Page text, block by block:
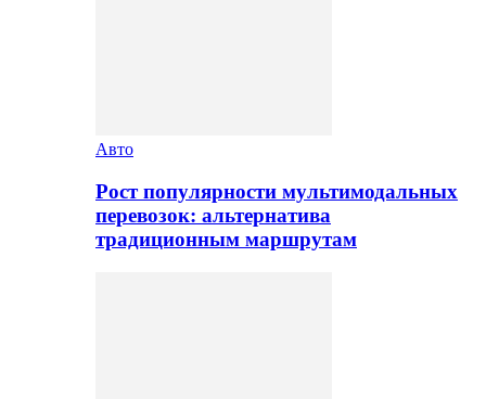
Авто
Рост популярности мультимодальных
перевозок: альтернатива
традиционным маршрутам